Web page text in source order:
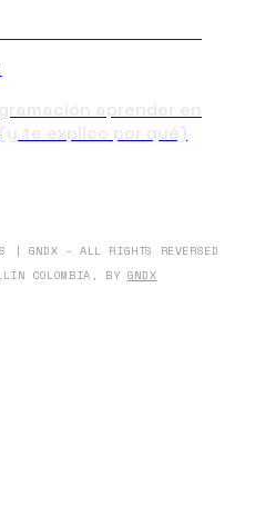
| GNDX - ALL RIGHTS REVERSED
COLOMBIA, BY GNDX